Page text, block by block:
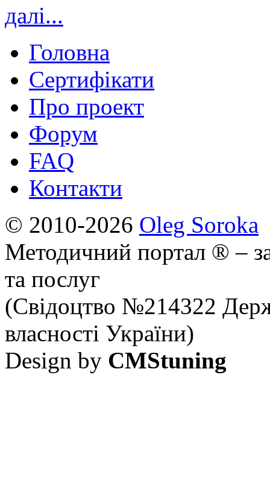
далі...
Головна
Сертифікати
Про проект
Форум
FAQ
Контакти
© 2010-2026 Oleg Soroka
Методичний портал ® –
та послуг
(Свідоцтво №214322
власності України)
Design by CMStuning